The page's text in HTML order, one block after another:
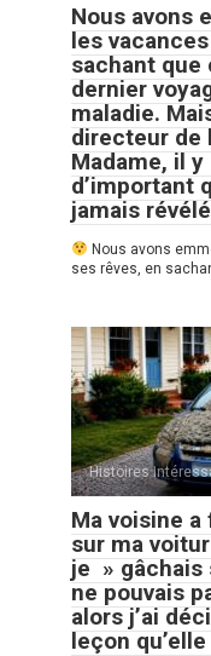
Nous avons
les
sachant que
dernier
maladie.
directeur de
Madame, il
d’important
jamais
Nous avons
ses rêves, en
Histoires
Ma voisine
sur ma
je » gâchais
ne pouvais
alors j’ai
leçon